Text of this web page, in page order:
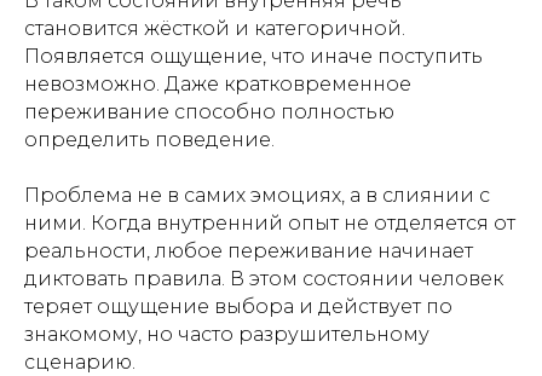
становится жёсткой и категоричной.
Появляется ощущение, что иначе поступить
невозможно. Даже кратковременное
переживание способно полностью
определить поведение.
Проблема не в самих эмоциях, а в слиянии с
ними. Когда внутренний опыт не отделяется от
реальности, любое переживание начинает
диктовать правила. В этом состоянии человек
теряет ощущение выбора и действует по
знакомому, но часто разрушительному
сценарию.